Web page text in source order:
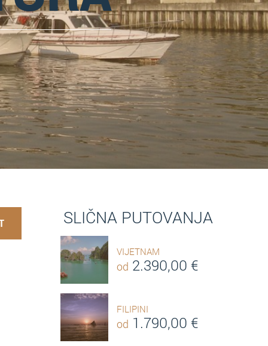
SLIČNA PUTOVANJA
VIJETNAM
od 2.390,00 €
FILIPINI
od 1.790,00 €